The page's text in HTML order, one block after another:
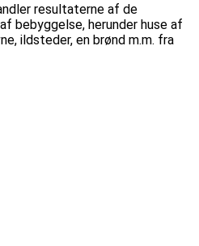
resultaterne af de
bebyggelse, herunder huse af
ildsteder, en brønd m.m. fra